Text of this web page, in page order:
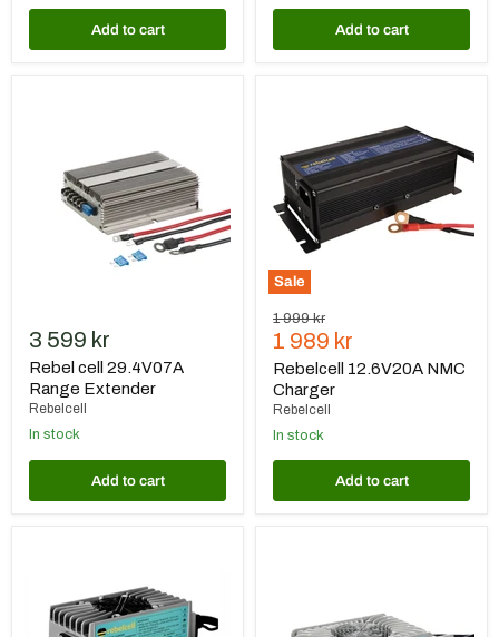
Add to cart Add to cart
Extender
3 599 kr
Rebel cell 29.4V07A
Range Extender
Rebelcell
In stock
Add to cart
Sale
Charger
Original
price
1 999 kr
Current
price
1 989 kr
Rebelcell 12.6V20A NMC
Charger
Rebelcell
In stock
Add to cart
Charger
Waterproof